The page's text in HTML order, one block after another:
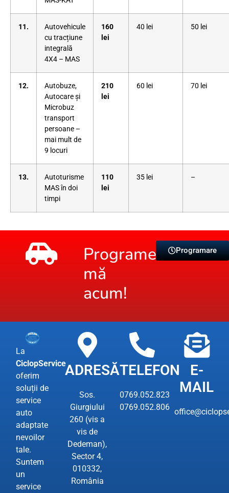
11.
Autovehicule
cu tracțiune
integrală
4X4 – MAS
160
lei
40 lei 50 lei
12.
Autobuze,
Autocare și
Microbuz
transport
persoane –
mai mult de
9 locuri
210
lei
60 lei 70 lei
13.
Autoturisme
MAS în doi
timpi
110
lei
35 lei –
Programează-
mă
acum!
Programare
La
CiclopService
oferim
soluții de
service
auto
adaptate
nevoilor
tale.
Suntem
un
service
ADRESĂ
Sos.
Giurgiului
260 (vis a
vis de
Dedeman),
Sector 4,
010332,
România
TELEFON
0769.052.823
0769.052.806
E-
MAIL